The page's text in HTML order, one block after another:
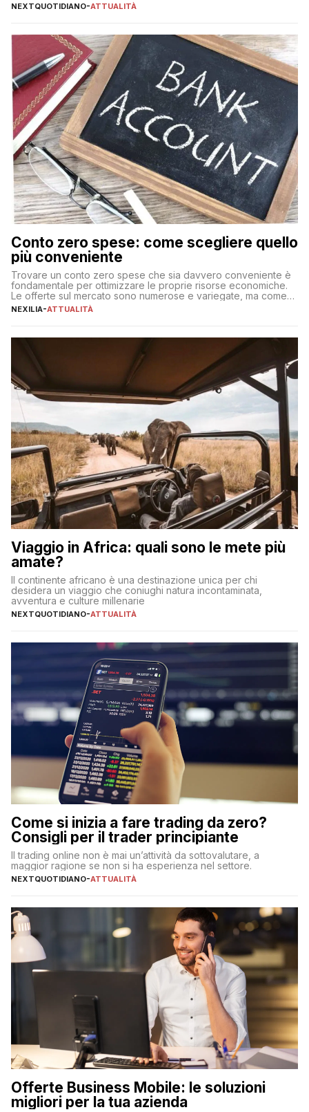
NEXTQUOTIDIANO-ATTUALITÀ
Conto zero spese: come scegliere quello
più conveniente
Trovare un conto zero spese che sia davvero conveniente è
fondamentale per ottimizzare le proprie risorse economiche.
Le offerte sul mercato sono numerose e variegate, ma come
individuare quella più adatta alle proprie esigenze senza
sul […]
NEXILIA-ATTUALITÀ
Viaggio in Africa: quali sono le mete più
amate?
Il continente africano è una destinazione unica per chi
desidera un viaggio che coniughi natura incontaminata,
avventura e culture millenarie
NEXTQUOTIDIANO-ATTUALITÀ
Come si inizia a fare trading da zero?
Consigli per il trader principiante
Il trading online non è mai un’attività da sottovalutare, a
maggior ragione se non si ha esperienza nel settore.
NEXTQUOTIDIANO-ATTUALITÀ
Offerte Business Mobile: le soluzioni
migliori per la tua azienda